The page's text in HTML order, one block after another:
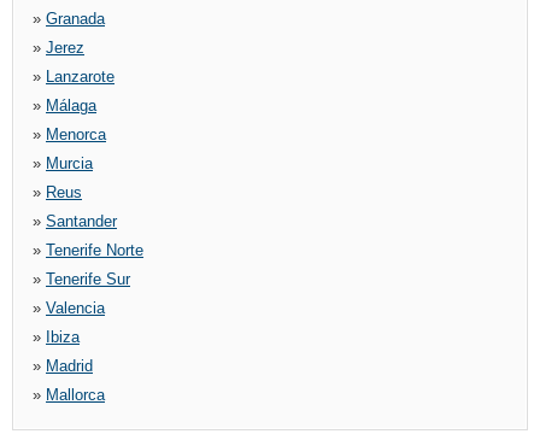
» Granada
» Jerez
» Lanzarote
» Málaga
» Menorca
» Murcia
» Reus
» Santander
» Tenerife Norte
» Tenerife Sur
» Valencia
»
Ibiza
» Madrid
» Mallorca